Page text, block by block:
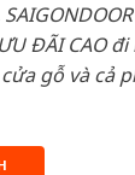
ĐÃI CAO
gỗ và cả